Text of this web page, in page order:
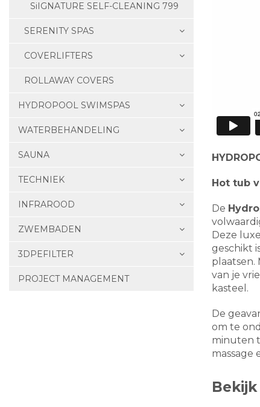
SiIGNATURE SELF-CLEANING 799
SERENITY SPAS
COVERLIFTERS
ROLLAWAY COVERS
HYDROPOOL SWIMSPAS
WATERBEHANDELING
SAUNA
TECHNIEK
INFRAROOD
ZWEMBADEN
3DPEFILTER
PROJECT MANAGEMENT
Hot tub
De
Deze
geschikt
plaatsen.
van je
kasteel.
De
om te
minuten
massage